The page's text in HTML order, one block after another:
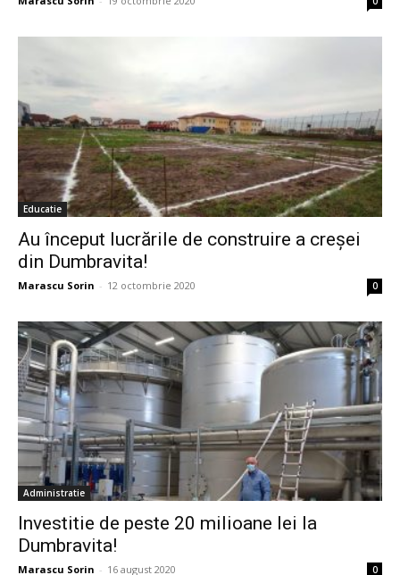
Educatie
Au început lucrările de construire a creșei
din Dumbravita!
Marascu Sorin - 12 octombrie 2020 0
Administratie
Investitie de peste 20 milioane lei la
Dumbravita!
Marascu Sorin - 16 august 2020 0